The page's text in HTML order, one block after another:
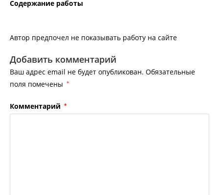
Содержание работы
Автор предпочел не показывать работу на сайте
Добавить комментарий
Ваш адрес email не будет опубликован. Обязательные
поля помечены *
Комментарий *